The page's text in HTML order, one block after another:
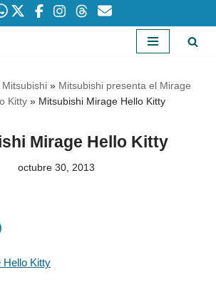
Mitsubishi» Mitsubishi presenta el Mirage
Kitty » Mitsubishi Mirage Hello Kitty
Mirage Hello Kitty
octubre 30, 2013